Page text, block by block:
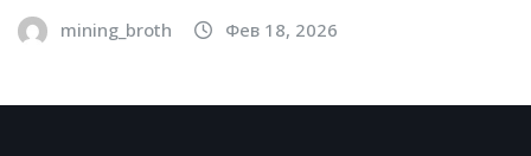
mining_broth Фев 18, 2026